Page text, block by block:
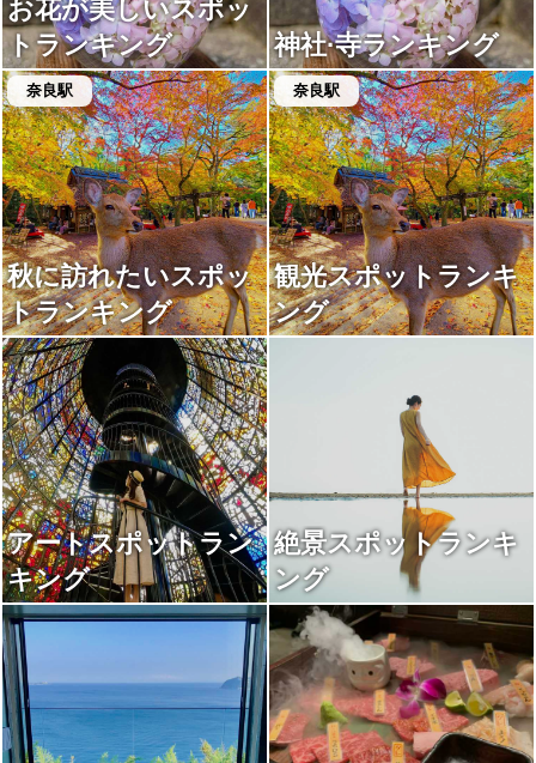
お花が美しいスポッ
トランキング
神社·寺ランキング
奈良駅
秋に訪れたいスポッ
トランキング
奈良駅
観光スポットランキ
ング
アートスポットラン
キング
絶景スポットランキ
ング